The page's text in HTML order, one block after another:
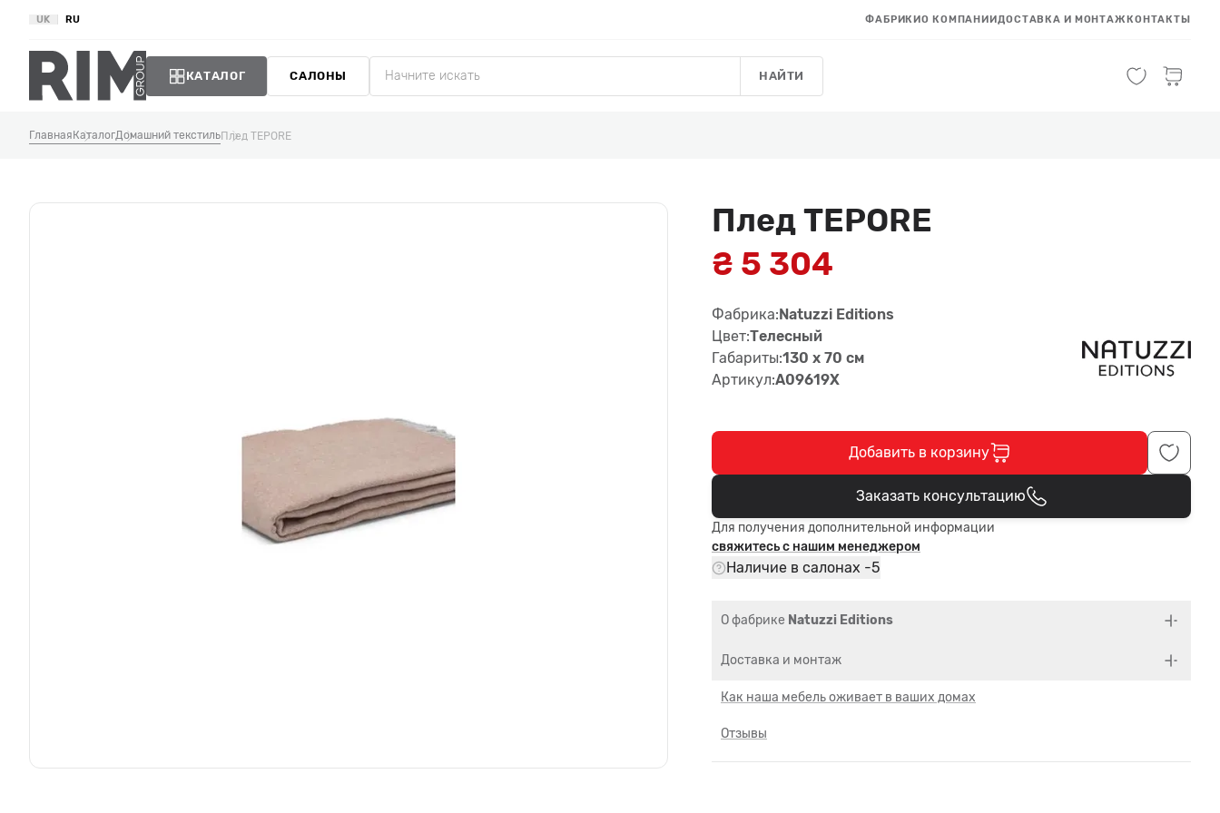
UK RU ФАБРИКИО КОМПАНИИДОСТАВКА И МОНТАЖКОНТАКТЫ
КАТАЛОГ САЛОНЫ НАЙТИ
Главная КаталогДомашний текстильПлед TEPORE
Плед TEPORE
₴ 5 304
Фабрика:Natuzzi Editions
Цвет:Телесный
Габариты:130 x 70 см
Артикул:A09619X
Добавить в корзину
В корзине
Заказать консультацию
Для получения дополнительной информации
свяжитесь с нашим менеджером
Наличие в салонах -5
О фабрике Natuzzi Editions
Доставка и монтаж
Как наша мебель оживает в ваших домах
Отзывы